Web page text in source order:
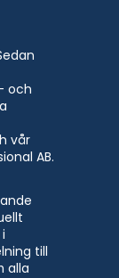
och
vår
AB.
till
alla